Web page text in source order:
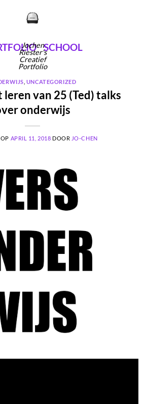
Jochen
Riester's
Creatief
Portfolio
SCHOOL
UNCATEGORIZED
van 25 (Ted) talks
onderwijs
APRIL 11, 2018 DOOR JO-CHEN